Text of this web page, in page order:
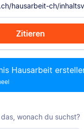
Zitieren
Mit Chrome zitieren
wonach du suchst?